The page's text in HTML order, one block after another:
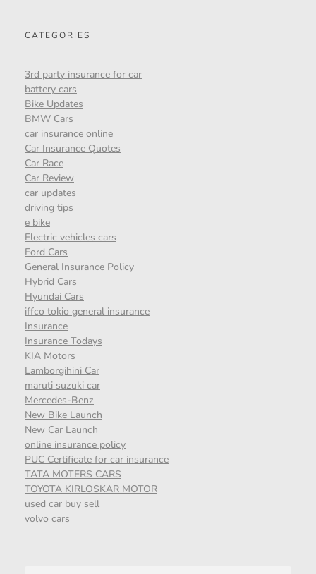
CATEGORIES
3rd party insurance for car
battery cars
Bike Updates
BMW Cars
car insurance online
Car Insurance Quotes
Car Race
Car Review
car updates
driving tips
e bike
Electric vehicles cars
Ford Cars
General Insurance Policy
Hybrid Cars
Hyundai Cars
iffco tokio general insurance
Insurance
Insurance Todays
KIA Motors
Lamborgihini Car
maruti suzuki car
Mercedes-Benz
New Bike Launch
New Car Launch
online insurance policy
PUC Certificate for car insurance
TATA MOTERS CARS
TOYOTA KIRLOSKAR MOTOR
used car buy sell
volvo cars